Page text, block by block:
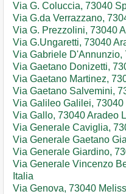
Via G. Coluccia, 73040
Via G.da Verrazzano,
Via G. Prezzolini, 73040
Via G.Ungaretti, 73040
Via Gabriele D'Annunzio,
Via Gaetano Donizetti,
Via Gaetano Martinez,
Via Gaetano Salvemini,
Via Galileo Galilei,
Via Gallo, 73040 Aradeo
Via Generale Caviglia,
Via Generale Gaetano
Via Generale Giardino,
Via Generale Vincenzo
Italia
Via Genova, 73040